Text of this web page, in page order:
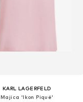
KARL LAGERFELD
Majica 'Ikon Piqué'